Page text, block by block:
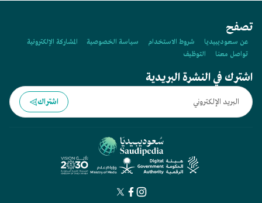
تصفح
عن سعوديبيديا شروط الاستخدام سياسة الخصوصية
المشاركة الإلكترونية
تواصل معنا
التوظيف
اشترك في النشرة البريدية
اشتراك